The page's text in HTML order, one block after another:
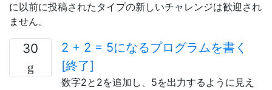
に以前に投稿されたタイプの新しいチャレンジは歓迎され
ません。
30
2 + 2 = 5になるプログラムを書く
[終了]
数字2と2を追加し、5を出力するように見え